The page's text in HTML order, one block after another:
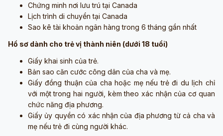
Chứng minh nơi lưu trú tại Canada
Lịch trình di chuyển tại Canada
Sao kê tài khoản ngân hàng trong 6 tháng gần nhất
Hồ sơ dành cho trẻ vị thành niên (dưới 18 tuổi)
Giấy khai sinh của trẻ.
Bản sao căn cước công dân của cha và mẹ.
Giấy đồng thuận của cha hoặc mẹ nếu trẻ đi du lịch chỉ
với một trong hai người, kèm theo xác nhận của cơ quan
chức năng địa phương.
Giấy ủy quyền có xác nhận của địa phương từ cả cha và
mẹ nếu trẻ đi cùng người khác.